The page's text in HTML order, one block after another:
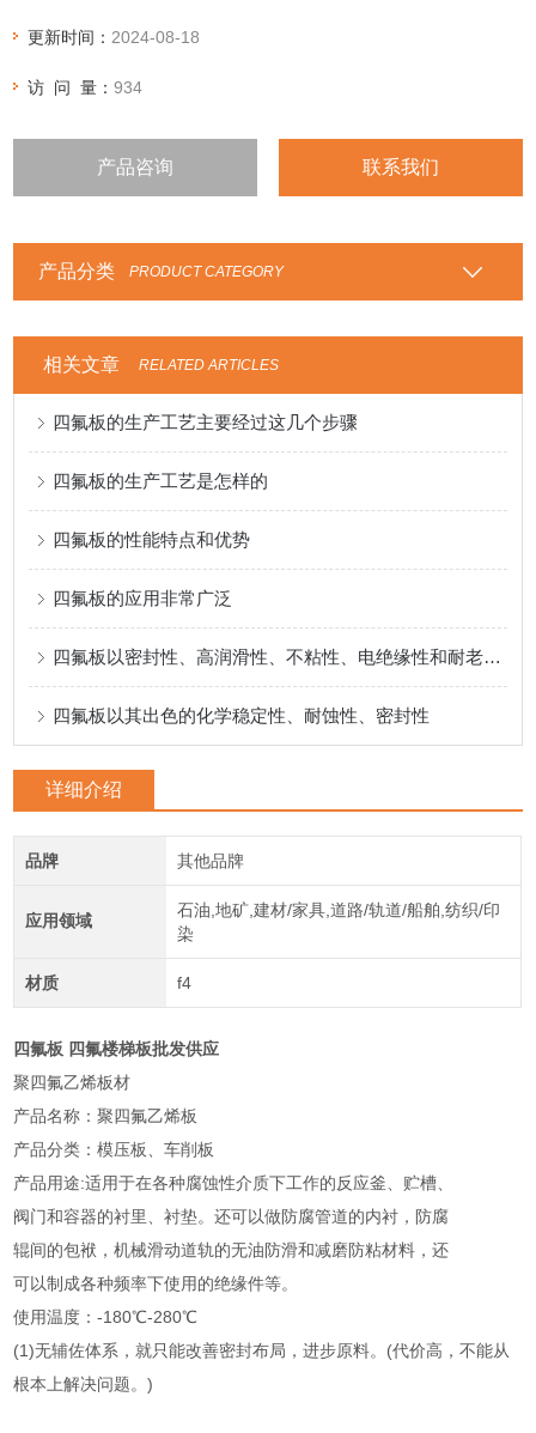
更新时间： 2024-08-18
访 问 量：934
产品咨询 联系我们
产品分类 PRODUCT CATEGORY
相关文章 RELATED ARTICLES
四氟板的生产工艺主要经过这几个步骤
四氟板的生产工艺是怎样的
四氟板的性能特点和优势
四氟板的应用非常广泛
四氟板以密封性、高润滑性、不粘性、电绝缘性和耐老化性而闻名
四氟板以其出色的化学稳定性、耐蚀性、密封性
详细介绍
品牌 其他品牌
应用领域
石油,地矿,建材/家具,道路/轨道/船舶,纺织/印
染
材质 f4
四氟板 四氟楼梯板批发供应
聚四氟乙烯板材
产品名称：聚四氟乙烯板
产品分类：模压板、车削板
产品用途:适用于在各种腐蚀性介质下工作的反应釜、贮槽、
阀门和容器的衬里、衬垫。还可以做防腐管道的内衬，防腐
辊间的包袱，机械滑动道轨的无油防滑和减磨防粘材料，还
可以制成各种频率下使用的绝缘件等。
使用温度：-180℃-280℃
(1)无辅佐体系，就只能改善密封布局，进步原料。(代价高，不能从
根本上解决问题。)